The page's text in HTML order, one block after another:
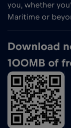
you, whether
Maritime or
Download
100MB of